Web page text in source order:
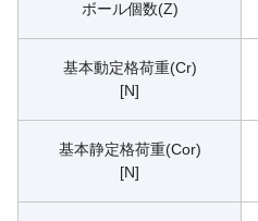
ボール個数(Z)
基本動定格荷重(Cr)
[N]
基本静定格荷重(Cor)
[N]